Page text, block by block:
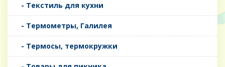
- Текстиль для кухни
- Термометры, Галилея
- Термосы, термокружки